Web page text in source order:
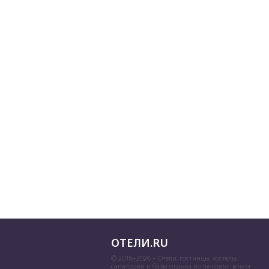
ОТЕЛИ.RU
© 2018–2026 – Отели, гостинцы, хостелы,
санатории и базы отдыха по лучшим ценам